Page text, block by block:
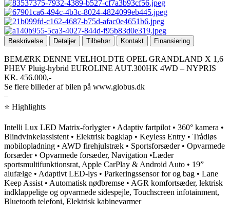
Beskrivelse Detaljer Tilbehør Kontakt Finansiering
BEMÆRK DENNE VELHOLDTE OPEL GRANDLAND X 1,6
PHEV Pluig-hybrid EUROLINE AUT.300HK 4WD – NYPRIS
KR. 456.000,-
Se flere billeder af bilen på www.globus.dk
–
⭐ Highlights
Intelli Lux LED Matrix-forlygter • Adaptiv fartpilot • 360° kamera •
Blindvinkelassistent • Elektrisk bagklap • Keyless Entry • Trådløs
mobilopladning • AWD firehjulstræk • Sportsforsæder • Opvarmede
forsæder • Opvarmede forsæder, Navigation •Læder
sportsmultifunktionsrat, Apple CarPlay & Android Auto • 19”
alufælge • Adaptivt LED-lys • Parkeringssensor for og bag • Lane
Keep Assist • Automatisk nødbremse • AGR komfortsæder, lektrisk
indklappelige og opvarmede sidespejle, Touchscreen infotainment,
Bluetooth telefoni, Elektrisk kabinevarmer